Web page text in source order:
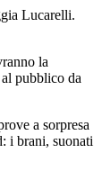
Lucarelli.
la
pubblico da
a sorpresa
i brani, suonati